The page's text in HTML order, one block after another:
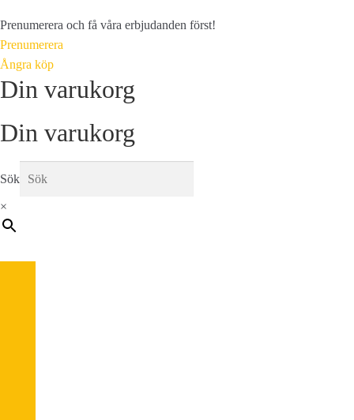
Prenumerera och få våra erbjudanden först!
Prenumerera
Ångra köp
Din varukorg
Din varukorg
Sök
×